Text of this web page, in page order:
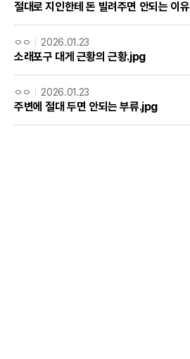
절대로 지인한테 돈 빌려주면 안되는 이유
ㅇㅇ 2026.01.23
소래포구 대게 근황의 근황.jpg
ㅇㅇ 2026.01.23
주변에 절대 두면 안되는 부류.jpg